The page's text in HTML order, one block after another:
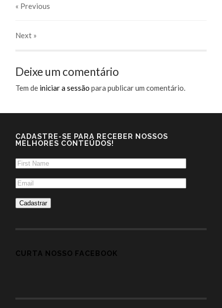
« Previous
Next »
Deixe um comentário
Tem de iniciar a sessão para publicar um comentário.
CADASTRE-SE PARA RECEBER NOSSOS
MELHORES CONTEÚDOS!
CURTA NOSSO FACEBOOK